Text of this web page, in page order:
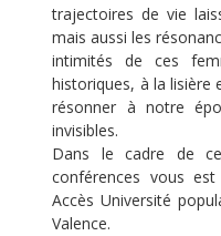
trajectoires de vie
mais aussi les
intimités de ces
historiques, à la lisière
résonner à notre
invisibles.
Dans le cadre de
conférences vous
Accès Université
Valence.